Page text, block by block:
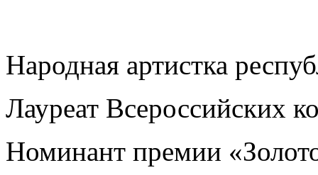
Народная артистка
Лауреат Всероссийских
Номинант премии